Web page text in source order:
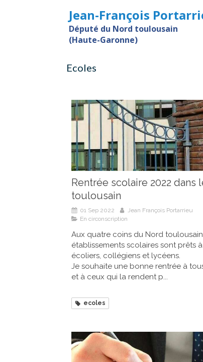
Jean-François
Député du Nord toulousain
(Haute-Garonne)
Ecoles
Rentrée scolaire 2022 dans
toulousain
01 Sep 2022
Jean François Portarrieu
En circonscription
Aux quatre coins du Nord
établissements scolaires sont prêts
écoliers, collégiens et lycéens.
Je souhaite une bonne rentrée à
et à ceux qui la rendent p...
ecoles